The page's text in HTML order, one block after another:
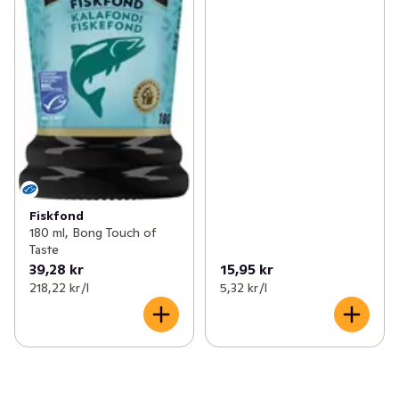
Fiskfond
180 ml, Bong Touch of
Taste
39,28 kr
218,22 kr /l
15,95 kr
5,32 kr /l